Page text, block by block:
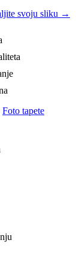
svoju sliku →
Foto tapete